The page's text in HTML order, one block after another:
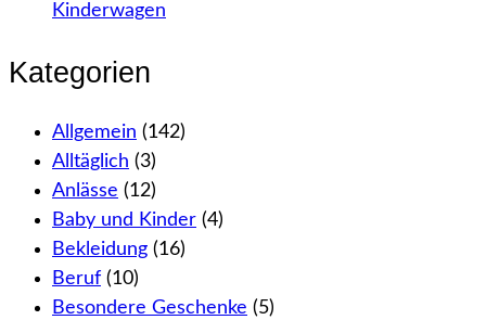
Kinderwagen
Kategorien
Allgemein (142)
Alltäglich (3)
Anlässe (12)
Baby und Kinder (4)
Bekleidung (16)
Beruf (10)
Besondere Geschenke (5)